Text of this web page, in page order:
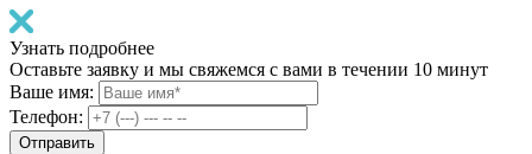
Узнать подробнее
Оставьте заявку и мы свяжемся с вами в течении 10 минут
Ваше имя:
Телефон: